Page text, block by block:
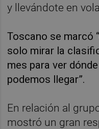
y llevándote en
Toscano se marcó
solo mirar la
mes para ver
podemos llegar”.
En relación al
mostró un gran